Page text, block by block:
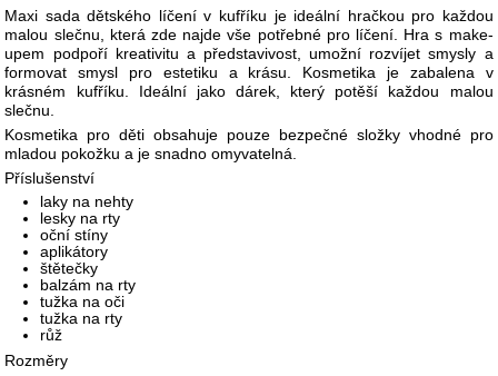
Maxi sada dětského líčení v kufříku je ideální hračkou pro každou
malou slečnu, která zde najde vše potřebné pro líčení. Hra s make-
upem podpoří kreativitu a představivost, umožní rozvíjet smysly a
formovat smysl pro estetiku a krásu. Kosmetika je zabalena v
krásném kufříku. Ideální jako dárek, který potěší každou malou
slečnu.
Kosmetika pro děti obsahuje pouze bezpečné složky vhodné pro
mladou pokožku a je snadno omyvatelná.
Příslušenství
laky na nehty
lesky na rty
oční stíny
aplikátory
štětečky
balzám na rty
tužka na oči
tužka na rty
růž
Rozměry